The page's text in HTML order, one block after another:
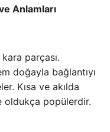
Anlamları
parçası.
doğayla bağlantıyı
Kısa ve akılda
oldukça popülerdir.